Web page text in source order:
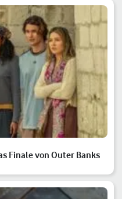
Finale von Outer Banks